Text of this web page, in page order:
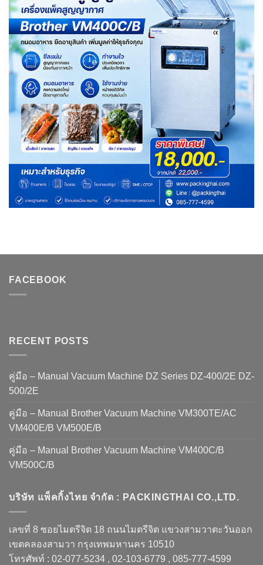
FACEBOOK
RECENT POSTS
คู่มือ – Manual Vacuum Machine DZ Series DZ-400/2E DZ-
500/2E
คู่มือ – Manual Brother Vacuum Machine VM300TE/AC
VM400E/B VM500E/B
คู่มือ – Manual Brother Vacuum Machine VM400C/B
VM500C/B
บริษัท แพ็คกิ้งไทย จำกัด : PACKINGTHAI CO.,LTD.
เลขที่ 8 ซอยไมตรีจิต 18 ถนนไมตรีจิต แขวงสามวาตะวันออก
เขตคลองสามวา กรุงเทพมหานคร 10510
โทรศัพท์ : 02-077-5234 , 02-103-6779 , 085-777-4599